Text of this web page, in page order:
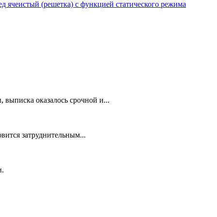
(решетка) с функцией статического режима
оказалось срочной и...
затруднительным...